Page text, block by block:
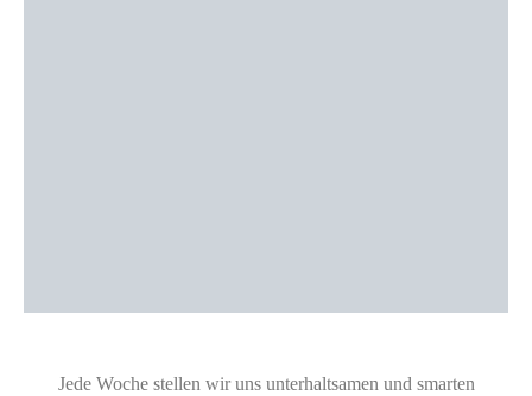
Jede Woche stellen wir uns unterhaltsamen und smarten